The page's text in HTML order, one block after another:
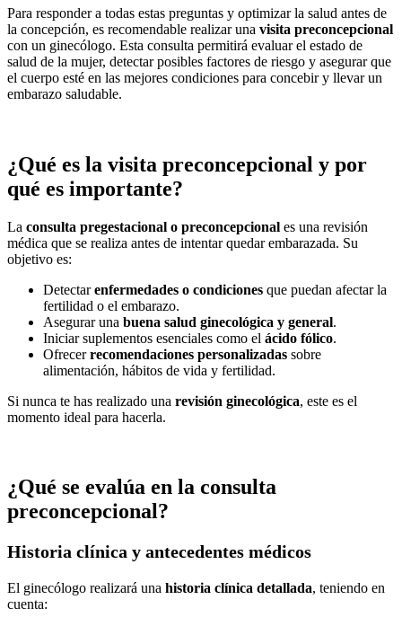
Para responder a todas estas preguntas y optimizar la salud antes de
la concepción, es recomendable realizar una visita preconcepcional
con un ginecólogo. Esta consulta permitirá evaluar el estado de
salud de la mujer, detectar posibles factores de riesgo y asegurar que
el cuerpo esté en las mejores condiciones para concebir y llevar un
embarazo saludable.
¿Qué es la visita preconcepcional y por
qué es importante?
La consulta pregestacional o preconcepcional es una revisión
médica que se realiza antes de intentar quedar embarazada. Su
objetivo es:
Detectarenfermedades o condiciones que puedan afectar la
fertilidad o el embarazo.
Asegurar una buena salud ginecológica y general.
Iniciar suplementos esenciales como el ácido fólico.
Ofrecerrecomendaciones personalizadas sobre
alimentación, hábitos de vida y fertilidad.
Si nunca te has realizado una revisión ginecológica, este es el
momento ideal para hacerla.
¿Qué se evalúa en la consulta
preconcepcional?
Historia clínica y antecedentes médicos
El ginecólogo realizará una historia clínica detallada, teniendo en
cuenta: